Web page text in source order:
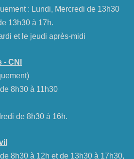
: Lundi, Mercredi de 13h30
13h30 à 17h.
et le jeudi après-midi
CNI
8h30 à 11h30
de 8h30 à 16h.
8h30 à 12h et de 13h30 à 17h30,